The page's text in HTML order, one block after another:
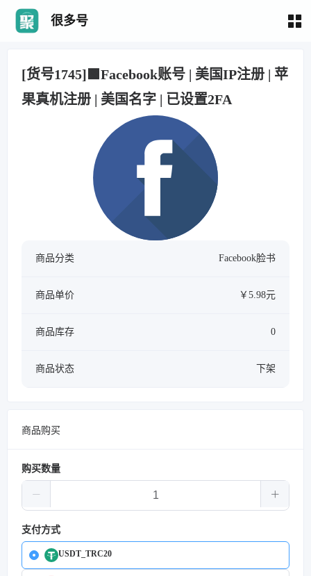
很多号
[货号1745]🟩Facebook账号 | 美国IP注册 | 苹
果真机注册 | 美国名字 | 已设置2FA
商品分类 Facebook脸书
商品单价 ￥5.98元
商品库存 0
商品状态 下架
商品购买
购买数量
支付方式
USDT_TRC20